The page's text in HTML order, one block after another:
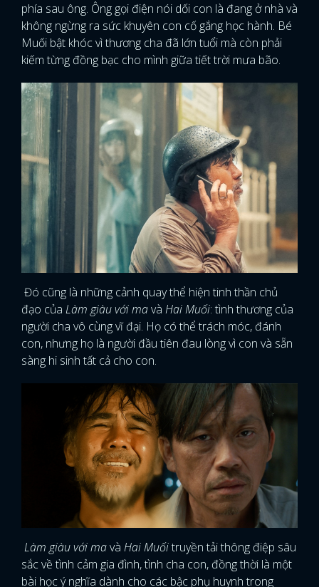
phía sau ông. Ông gọi điện nói dối con là đang ở nhà và
không ngừng ra sức khuyên con cố gắng học hành. Bé
Muối bật khóc vì thương cha đã lớn tuổi mà còn phải
kiếm từng đồng bạc cho mình giữa tiết trời mưa bão.
Đó cũng là những cảnh quay thể hiện tinh thần chủ
đạo của Làm giàu với mavà Hai Muối: tình thương của
người cha vô cùng vĩ đại. Họ có thể trách móc, đánh
con, nhưng họ là người đầu tiên đau lòng vì con và sẵn
sàng hi sinh tất cả cho con.
Làm giàu với mavà Hai Muốitruyền tải thông điệp sâu
sắc về tình cảm gia đình, tình cha con, đồng thời là một
bài học ý nghĩa dành cho các bậc phụ huynh trong